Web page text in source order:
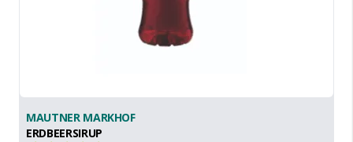
MAUTNER MARKHOF
ERDBEERSIRUP